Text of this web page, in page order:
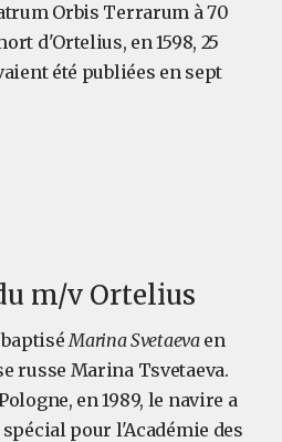
Orbis Terrarum à 70
d'Ortelius, en 1598, 25
été publiées en sept
m/v Ortelius
baptiséMarina Svetaevaen
russe Marina Tsvetaeva.
en 1989, le navire a
pour l'Académie des